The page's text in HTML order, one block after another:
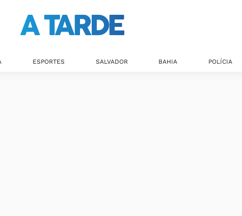
ESPORTES SALVADOR BAHIA POLÍCIA